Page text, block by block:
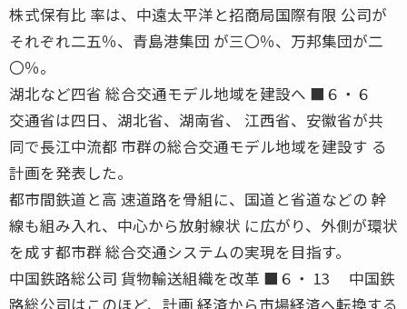
株式保有比 率は、中遠太平洋と招商局国際有限 公司が
それぞれ二五％、青島港集団 が三〇％、万邦集団が二
〇％。
湖北など四省 総合交通モデル地域を建設へ ■６・６
交通省は四日、湖北省、湖南省、 江西省、安徽省が共
同で長江中流都 市群の総合交通モデル地域を建設す る
計画を発表した。
都市間鉄道と高 速道路を骨組に、国道と省道などの 幹
線も組み入れ、中心から放射線状 に広がり、外側が環状
を成す都市群 総合交通システムの実現を目指す。
中国鉄路総公司 貨物輸送組織を改革 ■６・ 13 中国鉄
路総公司はこのほど、計画 経済から市場経済へ転換する